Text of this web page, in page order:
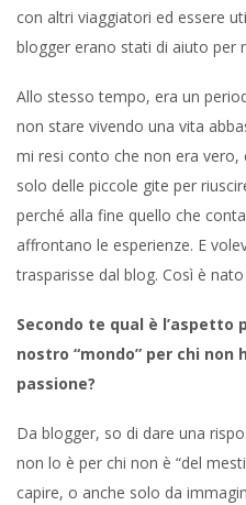
con altri viaggiatori ed essere
blogger erano stati di aiuto per
Allo stesso tempo, era un
non stare vivendo una vita
mi resi conto che non era vero,
solo delle piccole gite per
perché alla fine quello che
affrontano le esperienze. E
trasparisse dal blog. Così è
Secondo te qual è l’aspetto
nostro “mondo” per chi non
passione?
Da blogger, so di dare una
non lo è per chi non è “del
capire, o anche solo da